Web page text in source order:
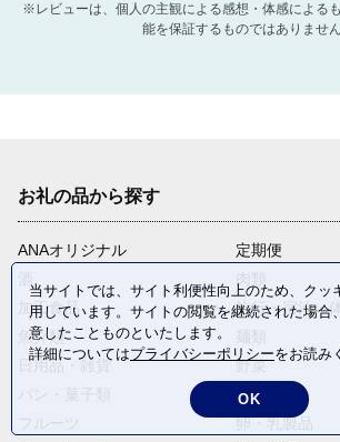
※レビューは、個人の主観による感想・体感による
能を保証するものではありません
お礼の品から探す
ANAオリジナル
定期便
肉類
加工食品
旅行・宿泊・
魚介類
日用品・雑貨
野菜
電化製品
卵・乳製品
当サイトでは、サイト利便性向上のため、クッ
用しています。サイトの閲覧を継続された場合
意したことものといたします。
詳細についてはプライバシーポリシーをお読み
OK